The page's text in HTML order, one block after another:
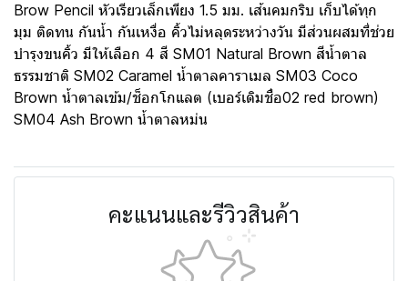
Brow Pencil หัวเรียวเล็กเพียง 1.5 มม. เส้นคมกริบ เก็บได้ทุก
มุม ติดทน กันน้ำ กันเหงื่อ คิ้วไม่หลุดระหว่างวัน มีส่วนผสมที่ช่วย
บำรุงขนคิ้ว มีให้เลือก 4 สี SM01 Natural Brown สีน้ำตาล
ธรรมชาติ SM02 Caramel น้ำตาลคาราเมล SM03 Coco
Brown น้ำตาลเข้ม/ช็อกโกแลต (เบอร์เดิมชื่อ02 red brown)
SM04 Ash Brown น้ำตาลหม่น
คะแนนและรีวิวสินค้า